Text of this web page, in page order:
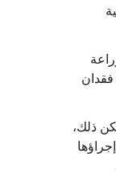
منع فقدان
ذلك،